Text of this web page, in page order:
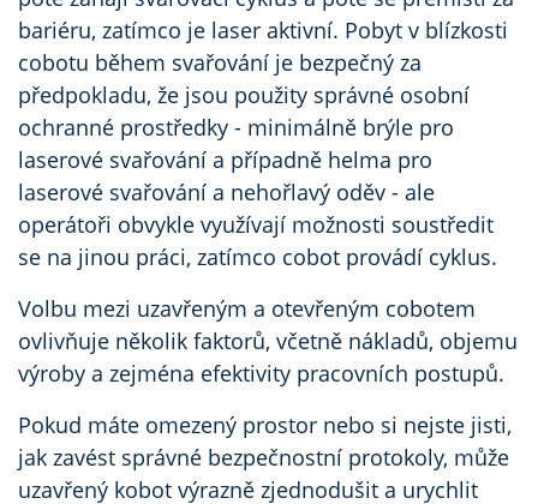
bariéru, zatímco je laser aktivní. Pobyt v blízkosti
cobotu během svařování je bezpečný za
předpokladu, že jsou použity správné osobní
ochranné prostředky - minimálně brýle pro
laserové svařování a případně helma pro
laserové svařování a nehořlavý oděv - ale
operátoři obvykle využívají možnosti soustředit
se na jinou práci, zatímco cobot provádí cyklus.
Volbu mezi uzavřeným a otevřeným cobotem
ovlivňuje několik faktorů, včetně nákladů, objemu
výroby a zejména efektivity pracovních postupů.
Pokud máte omezený prostor nebo si nejste jisti,
jak zavést správné bezpečnostní protokoly, může
uzavřený kobot výrazně zjednodušit a urychlit